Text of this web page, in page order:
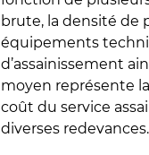
brute, la densité de
équipements
d’assainissement
moyen représente
coût du service
diverses redevances.